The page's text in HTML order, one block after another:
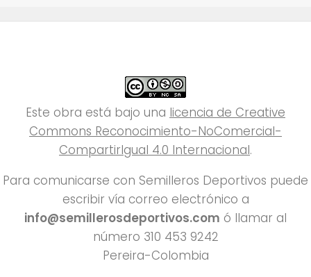
Este obra está bajo una licencia de Creative
Commons Reconocimiento-NoComercial-
CompartirIgual 4.0 Internacional.
Para comunicarse con Semilleros Deportivos puede
escribir vía correo electrónico a
info@semillerosdeportivos.com ó llamar al
número 310 453 9242
Pereira-Colombia